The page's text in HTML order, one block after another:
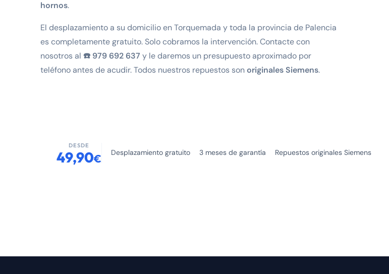
hornos.
El desplazamiento a su domicilio en Torquemada y toda la provincia de Palencia
es completamente gratuito. Solo cobramos la intervención. Contacte con
nosotros al ☎️ 979 692 637 y le daremos un presupuesto aproximado por
teléfono antes de acudir. Todos nuestros repuestos son originales Siemens.
DESDE
49,90€ Desplazamiento gratuito 3 meses de garantía Repuestos originales Siemens